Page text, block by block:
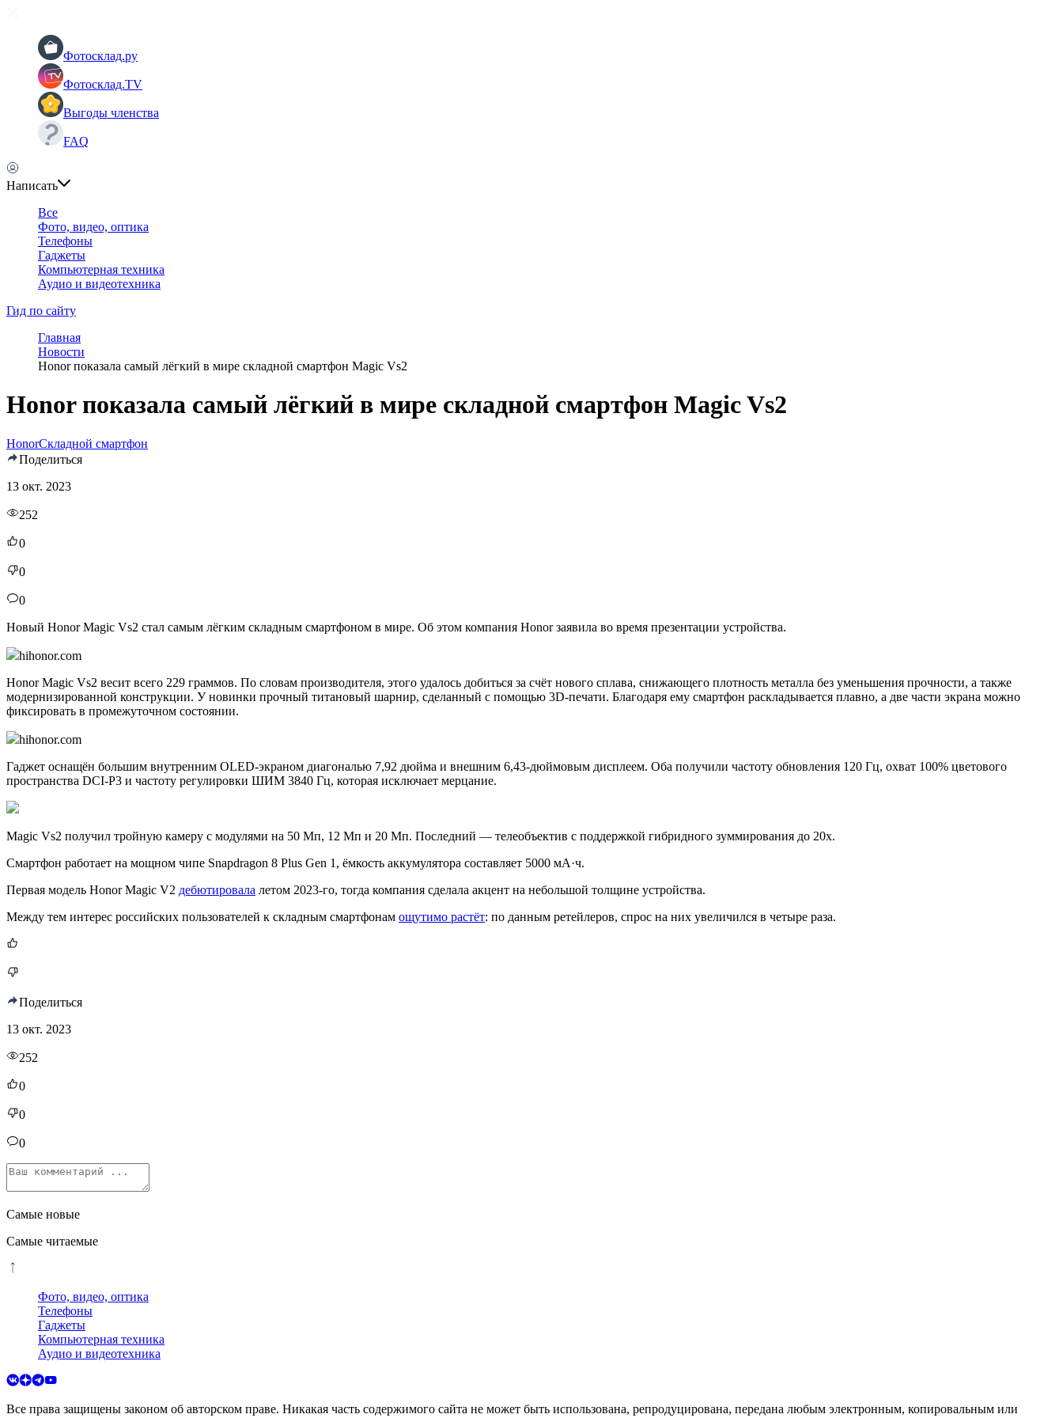
Фотосклад.ру
Фотосклад.TV
Выгоды членства
FAQ
Написать
Все
Фото, видео, оптика
Телефоны
Гаджеты
Компьютерная техника
Аудио и видеотехника
Гид по сайту
Главная
Новости
Honor показала самый лёгкий в мире складной смартфон Magic Vs2
Honor показала самый лёгкий в мире складной смартфон Magic Vs2
HonorСкладной смартфон
Поделиться
13 окт. 2023
252
0
0
0
Новый Honor Magic Vs2 стал самым лёгким складным смартфоном в мире. Об этом компания Honor заявила во время презентации устройства.
hihonor.com
Honor Magic Vs2 весит всего 229 граммов. По словам производителя, этого удалось добиться за счёт нового сплава, снижающего плотность металла без уменьшения прочности, а также
модернизированной конструкции. У новинки прочный титановый шарнир, сделанный с помощью 3D-печати. Благодаря ему смартфон раскладывается плавно, а две части экрана можно
фиксировать в промежуточном состоянии.
hihonor.com
Гаджет оснащён большим внутренним OLED-экраном диагональю 7,92 дюйма и внешним 6,43-дюймовым дисплеем. Оба получили частоту обновления 120 Гц, охват 100% цветового
пространства DCI-P3 и частоту регулировки ШИМ 3840 Гц, которая исключает мерцание.
Magic Vs2 получил тройную камеру с модулями на 50 Мп, 12 Мп и 20 Мп. Последний — телеобъектив с поддержкой гибридного зуммирования до 20x.
Смартфон работает на мощном чипе Snapdragon 8 Plus Gen 1, ёмкость аккумулятора составляет 5000 мА·ч.
Первая модель Honor Magic V2 дебютировала летом 2023-го, тогда компания сделала акцент на небольшой толщине устройства.
Между тем интерес российских пользователей к складным смартфонам ощутимо растёт: по данным ретейлеров, спрос на них увеличился в четыре раза.
Поделиться
13 окт. 2023
252
0
0
0
Самые новые
Самые читаемые
Фото, видео, оптика
Телефоны
Гаджеты
Компьютерная техника
Аудио и видеотехника
Все права защищены законом об авторском праве. Никакая часть содержимого сайта не может быть использована, репродуцирована, передана любым электронным, копировальным или